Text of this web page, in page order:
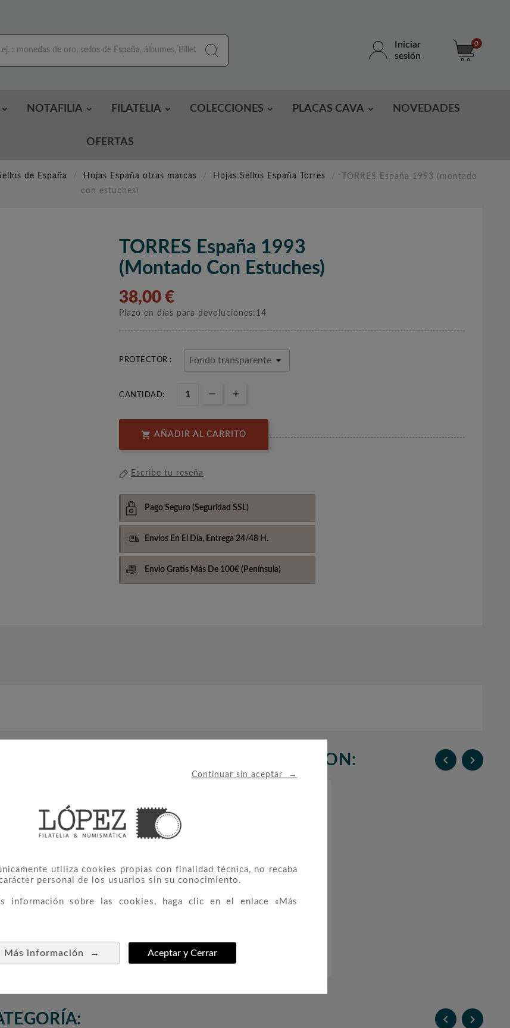
Continuar sin aceptar →
utiliza cookies propias con finalidad técnica, no recaba
personal de los usuarios sin su conocimiento.
información sobre las cookies, haga clic en el enlace «Más
Más información → Aceptar y Cerrar
Iniciar
sesión
0
NOTAFILIA FILATELIA COLECCIONES PLACAS CAVA NOVEDADES
OFERTAS
de España Hojas España otras marcas Hojas Sellos España Torres
TORRES España 1993 (montado
con estuches)
TORRES España 1993
(montado Con Estuches)
38,00 €
Plazo en días para devoluciones:14
PROTECTOR :
CANTIDAD:
 AÑADIR AL CARRITO
Escribe tu reseña
Pago Seguro (Seguridad SSL)
Envíos En El Día, Entrega 24/48 H.
Envio Gratis Más De 100€ (Península)
ESTE PRODUCTO TAMBIÉN COMPRARON:  
 
(montado Con Estuches)
44,00 €
(montado Con Estuches)
 